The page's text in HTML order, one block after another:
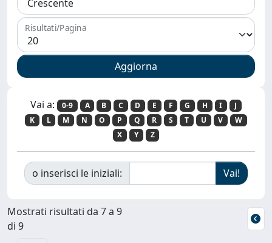
Risultati/Pagina
Vai a: 0-9 A B C D E F G H I
J
K
L M N O P Q R S T U V
W
X
Y Z
o inserisci le iniziali:
Mostrati risultati da 7 a 9
di 9